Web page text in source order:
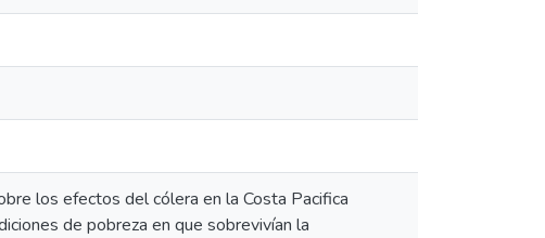
los efectos del cólera en la Costa Pacifica
de pobreza en que sobrevivían la